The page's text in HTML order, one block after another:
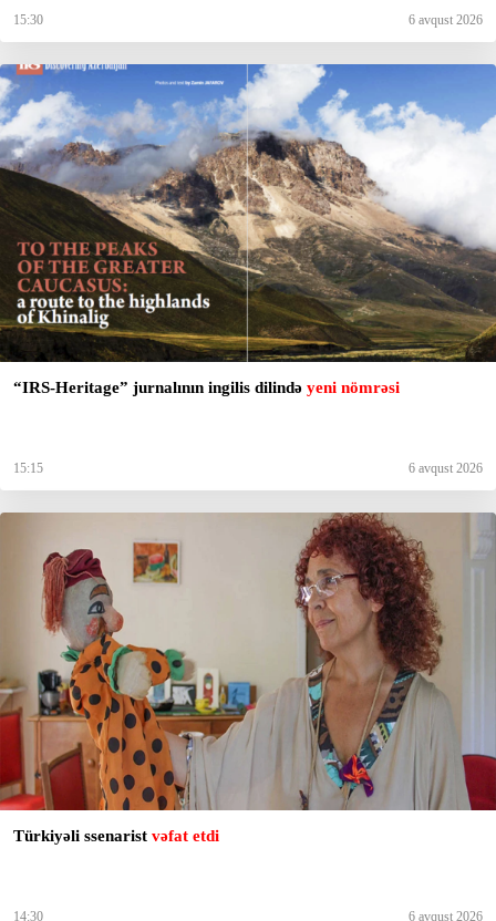
15:30 6 avqust 2026
“IRS-Heritage” jurnalının ingilis dilində yeni nömrəsi
15:15 6 avqust 2026
Türkiyəli ssenarist vəfat etdi
14:30 6 avqust 2026